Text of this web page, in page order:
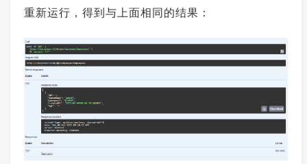
重新运行，得到与上面相同的结果：